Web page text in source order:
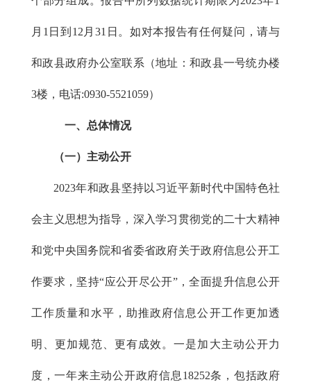
月1日到12月31日。如对本报告有任何疑问，请与
和政县政府办公室联系（地址：和政县一号统办楼
3楼，电话:0930-5521059）
一、总体情况
（一）主动公开
2023年和政县坚持以习近平新时代中国特色社
会主义思想为指导，深入学习贯彻党的二十大精神
和党中央国务院和省委省政府关于政府信息公开工
作要求，坚持“应公开尽公开”，全面提升信息公开
工作质量和水平，助推政府信息公开工作更加透
明、更加规范、更有成效。一是加大主动公开力
度，一年来主动公开政府信息18252条，包括政府